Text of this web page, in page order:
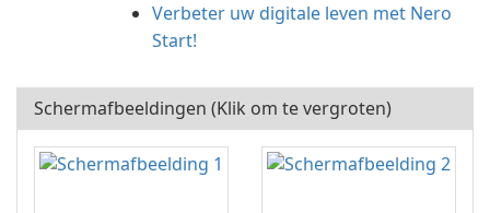
Verbeter uw digitale leven met Nero
Start!
Schermafbeeldingen (Klik om te vergroten)